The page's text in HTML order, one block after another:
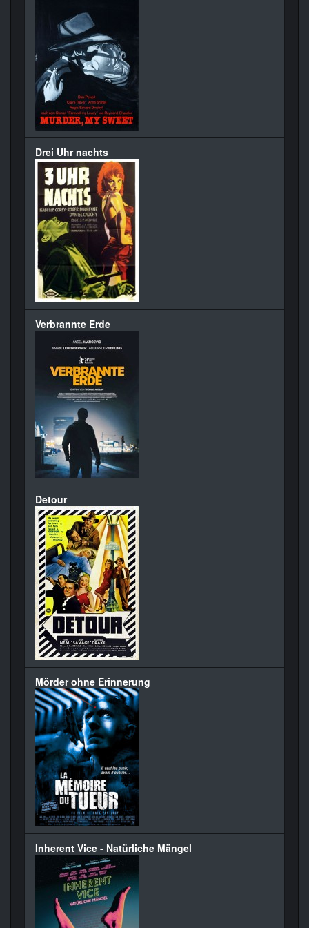
Drei Uhr nachts
Verbrannte Erde
Detour
Mörder ohne Erinnerung
Inherent Vice - Natürliche Mängel